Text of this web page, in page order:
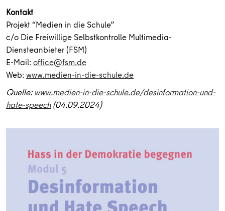
Kontakt
Projekt “Medien in die Schule”
c/o Die Freiwillige Selbstkontrolle Multimedia-
Diensteanbieter (FSM)
E-Mail:office@fsm.de
Web:www.medien-in-die-schule.de
Quelle: www.medien-in-die-schule.de/desinformation-und-
hate-speech(04.09.2024)